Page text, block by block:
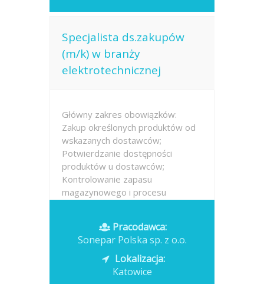
Specjalista ds.zakupów
(m/k) w branży
elektrotechnicznej
Główny zakres obowiązków:
Zakup określonych produktów od
wskazanych dostawców;
Potwierdzanie dostępności
produktów u dostawców;
Kontrolowanie zapasu
magazynowego i procesu
technologiczne,...
Opublikowano: dzisiaj
Pracodawca:
Sonepar Polska sp. z o.o.
Lokalizacja:
Katowice